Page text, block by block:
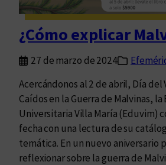
d
í
a
c
a
d
a
d
í
a
¿Cómo explicar
27 de marzo de 2024
Acercándonos al 2 de abril, Día del
Caídos en la Guerra de Malvinas,
Universitaria Villa María (Eduvim)
fecha con una lectura de su
temática. En un nuevo aniversario
reflexionar sobre la guerra de